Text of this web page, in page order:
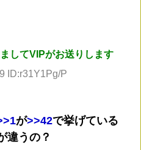
してVIPがお送りします
ID:r31Y1Pg/P
>1が>>42で挙げている
違うの？